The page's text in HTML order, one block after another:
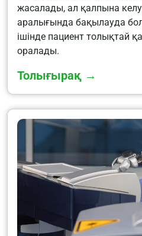
жасалады, ал қалпына
аралығында бақылауда
ішінде пациент толықтай
оралады.
Толығырақ →